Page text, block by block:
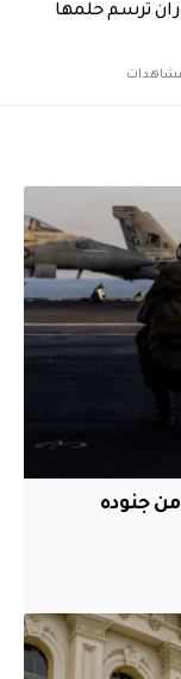
ترسم حلمها
جنوده